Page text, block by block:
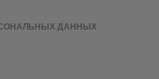
ДАННЫХ